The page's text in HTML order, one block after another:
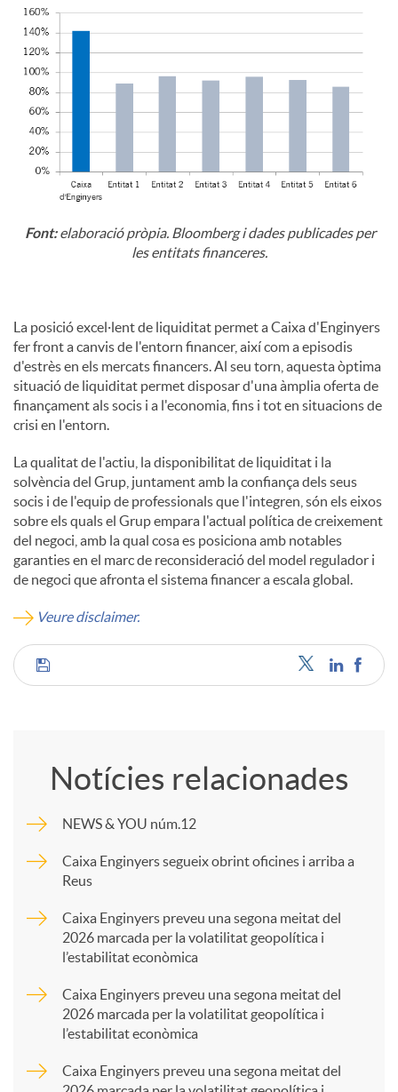
Font:elaboració pròpia. Bloomberg i dades publicades per
les entitats financeres.
La posició excel·lent de liquiditat permet a Caixa d'Enginyers
fer front a canvis de l'entorn financer, així com a episodis
d'estrès en els mercats financers. Al seu torn, aquesta òptima
situació de liquiditat permet disposar d'una àmplia oferta de
finançament als socis i a l'economia, fins i tot en situacions de
crisi en l'entorn.
La qualitat de l'actiu, la disponibilitat de liquiditat i la
solvència del Grup, juntament amb la confiança dels seus
socis i de l'equip de professionals que l'integren, són els eixos
sobre els quals el Grup empara l'actual política de creixement
del negoci, amb la qual cosa es posiciona amb notables
garanties en el marc de reconsideració del model regulador i
de negoci que afronta el sistema financer a escala global.
Veure disclaimer.
C
p
a
Notícies relacionades
NEWS & YOU núm.12
Caixa Enginyers segueix obrint oficines i arriba a
Reus
Caixa Enginyers preveu una segona meitat del
2026 marcada per la volatilitat geopolítica i
l’estabilitat econòmica
Caixa Enginyers preveu una segona meitat del
2026 marcada per la volatilitat geopolítica i
l’estabilitat econòmica
Caixa Enginyers preveu una segona meitat del